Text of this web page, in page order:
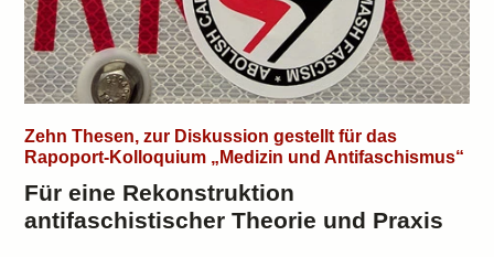
Zehn Thesen, zur Diskussion gestellt für das
Rapoport-Kolloquium „Medizin und Antifaschismus“
Für eine Rekonstruktion
antifaschistischer Theorie und Praxis